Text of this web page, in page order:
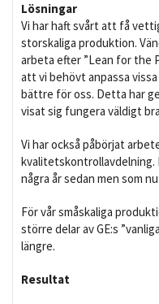
Lösningar
Vi har haft svårt att få
storskaliga produktion.
arbeta efter ”Lean for the
att vi behövt anpassa
bättre för oss. Detta har
visat sig fungera väldigt
Vi har också påbörjat
några år sedan men som
För vår småskaliga
större delar av GE:s
längre.
Resultat